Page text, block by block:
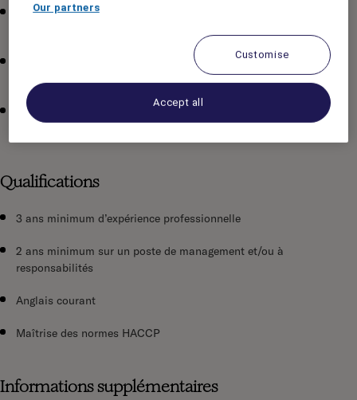
Assurer le respect des standards de service Sofitel, ainsi
Communiquer efficacement avec l’équipe (briefings,
feedbacks) et favoriser leur motivation
Anticiper et gérer les réclamations clients en proposant des
Qualifications
3 ans minimum d’expérience professionnelle
2 ans minimum sur un poste de management et/ou à
responsabilités
Anglais courant
Maîtrise des normes HACCP
Informations supplémentaires
Our partners
Customise
Accept all